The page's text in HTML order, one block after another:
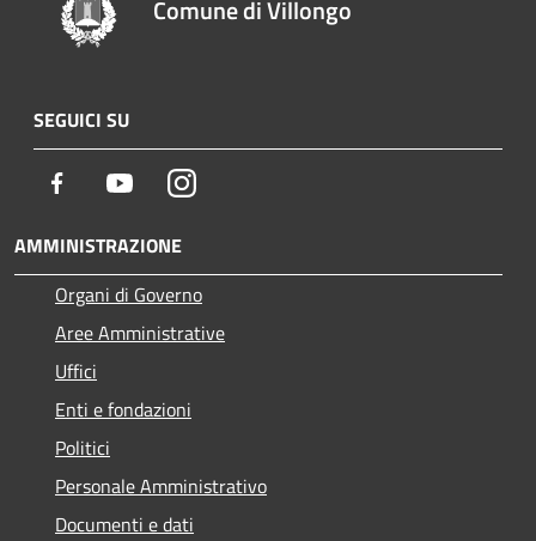
Comune di Villongo
SEGUICI SU
Facebook YoutubeInstagram
AMMINISTRAZIONE
Organi di Governo
Aree Amministrative
Uffici
Enti e fondazioni
Politici
Personale Amministrativo
Documenti e dati